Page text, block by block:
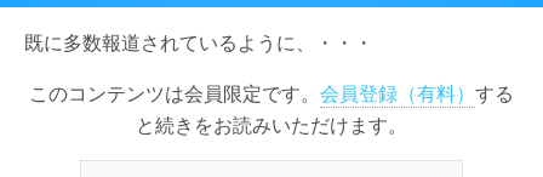
既に多数報道されているように、・・・
このコンテンツは会員限定です。 会員登録（有料） する
と続きをお読みいただけます。